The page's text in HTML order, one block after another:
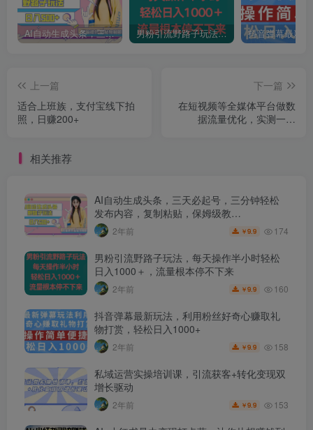
AI自动生成头条，三天必起号，三分钟轻松发布内容，复制粘贴，保姆级教… 男粉引流野路子玩法，每天操作半小时轻松日入1000＋，流量根本停不下来
上一篇
适合上班族，支付宝线下拍
照，日赚200+
下一篇
在短视频等全媒体平台做数
据流量优化，实测一月
相关推荐
AI自动生成头条，三天必起号，三分钟轻松
发布内容，复制粘贴，保姆级教…
2年前 ￥9.9 174
男粉引流野路子玩法，每天操作半小时轻松
日入1000＋，流量根本停不下来
2年前 ￥9.9 160
抖音弹幕最新玩法，利用粉丝好奇心赚取礼
物打赏，轻松日入1000+
2年前 ￥9.9 158
私域运营实操培训课，引流获客+转化变现双
增长驱动
2年前 ￥9.9 153